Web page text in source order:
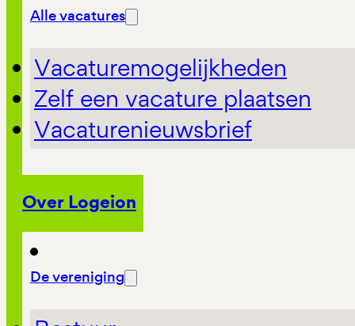
Alle vacatures
Vacaturemogelijkheden
Zelf een vacature plaatsen
Vacaturenieuwsbrief
Over Logeion
De vereniging